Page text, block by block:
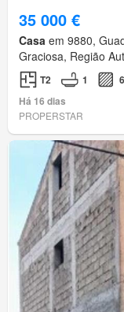
35 000 €
Casa em 9880,
Graciosa, Região
T2 1
Há 16 dias
PROPERSTAR